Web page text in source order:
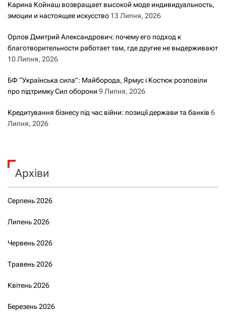
Карина Койнаш возвращает высокой моде индивидуальность,
эмоции и настоящее искусство 13 Липня, 2026
Орлов Дмитрий Александрович: почему его подход к
благотворительности работает там, где другие не выдерживают
10 Липня, 2026
БФ “Українська сила”: Майборода, Ярмус і Костюк розповіли
про підтримку Сил оборони 9 Липня, 2026
Кредитування бізнесу під час війни: позиції держави та банків 6
Липня, 2026
Архіви
Серпень 2026
Липень 2026
Червень 2026
Травень 2026
Квітень 2026
Березень 2026